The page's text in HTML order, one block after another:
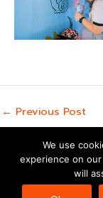
← Previous Post
Copyright ©
We use
experience on
will